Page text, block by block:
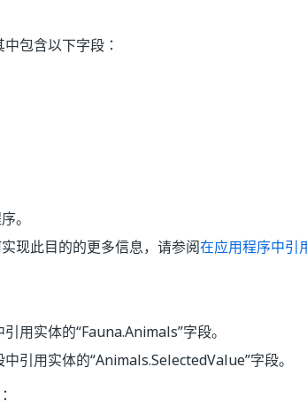
包含以下字段：
。
现此目的的更多信息，请参阅在应用程序中引
用实体的“Fauna.Animals”字段。
引用实体的“Animals.SelectedValue”字段。